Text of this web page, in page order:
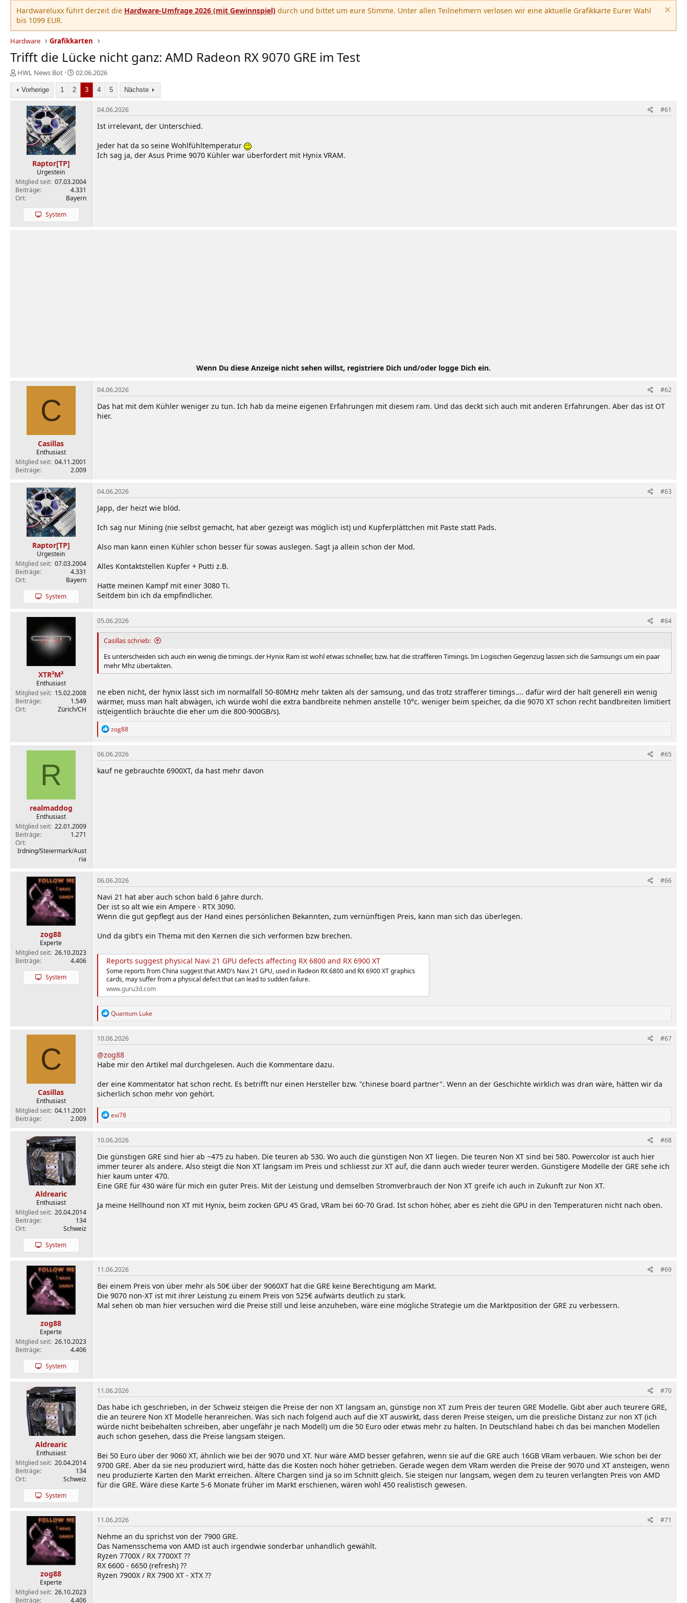
Hardwareluxx führt derzeit die Hardware-Umfrage 2026 (mit Gewinnspiel) durch und bittet um eure Stimme. Unter allen Teilnehmern verlosen wir eine aktuelle Grafikkarte Eurer Wahl
bis 1099 EUR.
Hardware Grafikkarten
Trifft die Lücke nicht ganz: AMD Radeon RX 9070 GRE im Test
E
r
s
t
HWL News Bot
E
r
s
t
e
l
l
t
a
m
02.06.2026
Vorherige 1 2 3 4 5 Nächste
Raptor[TP]
Urgestein
Mitglied seit 07.03.2004
Beiträge
4.331
Ort
Bayern
System
04.06.2026 #61
Ist irrelevant, der Unterschied.
Jeder hat da so seine Wohlfühltemperatur
Ich sag ja, der Asus Prime 9070 Kühler war überfordert mit Hynix VRAM.
Wenn Du diese Anzeige nicht sehen willst, registriere Dich und/oder logge Dich ein.
C
Casillas
Enthusiast
Mitglied seit 04.11.2001
Beiträge
2.009
04.06.2026 #62
Das hat mit dem Kühler weniger zu tun. Ich hab da meine eigenen Erfahrungen mit diesem ram. Und das deckt sich auch mit anderen Erfahrungen. Aber das ist OT
hier.
Raptor[TP]
Urgestein
Mitglied seit 07.03.2004
Beiträge
4.331
Ort
Bayern
System
04.06.2026 #63
Japp, der heizt wie blöd.
Ich sag nur Mining (nie selbst gemacht, hat aber gezeigt was möglich ist) und Kupferplättchen mit Paste statt Pads.
Also man kann einen Kühler schon besser für sowas auslegen. Sagt ja allein schon der Mod.
Alles Kontaktstellen Kupfer + Putti z.B.
Hatte meinen Kampf mit einer 3080 Ti.
Seitdem bin ich da empfindlicher.
XTR³M³
Enthusiast
Mitglied seit 15.02.2008
Beiträge
1.549
Ort
Zürich/CH
05.06.2026 #64
Casillas schrieb:
Es unterscheiden sich auch ein wenig die timings. der Hynix Ram ist wohl etwas schneller, bzw. hat die strafferen Timings. Im Logischen Gegenzug lassen sich die Samsungs um ein paar
mehr Mhz übertakten.
ne eben nicht, der hynix lässt sich im normalfall 50-80MHz mehr takten als der samsung, und das trotz strafferer timings.... dafür wird der halt generell ein wenig
wärmer, muss man halt abwägen, ich würde wohl die extra bandbreite nehmen anstelle 10°c. weniger beim speicher, da die 9070 XT schon recht bandbreiten limitiert
ist(eigentlich bräuchte die eher um die 800-900GB/s).
R
k
t
i
zog88
R
realmaddog
Enthusiast
Mitglied seit 22.01.2009
Beiträge
1.271
Ort
Irdning/Steiermark/Aust
ria
06.06.2026 #65
kauf ne gebrauchte 6900XT, da hast mehr davon
zog88
Experte
Mitglied seit 26.10.2023
Beiträge
4.406
System
06.06.2026 #66
Navi 21 hat aber auch schon bald 6 Jahre durch.
Der ist so alt wie ein Ampere - RTX 3090.
Wenn die gut gepflegt aus der Hand eines persönlichen Bekannten, zum vernünftigen Preis, kann man sich das überlegen.
Und da gibt's ein Thema mit den Kernen die sich verformen bzw brechen.
Reports suggest physical Navi 21 GPU defects affecting RX 6800 and RX 6900 XT
Some reports from China suggest that AMD’s Navi 21 GPU, used in Radeon RX 6800 and RX 6900 XT graphics
cards, may suffer from a physical defect that can lead to sudden failure.
www.guru3d.com
R
k
t
i
o
n
n
:
Quantum Luke
C
Casillas
Enthusiast
Mitglied seit 04.11.2001
Beiträge
2.009
10.06.2026 #67
@zog88
Habe mir den Artikel mal durchgelesen. Auch die Kommentare dazu.
der eine Kommentator hat schon recht. Es betrifft nur einen Hersteller bzw. "chinese board partner". Wenn an der Geschichte wirklich was dran wäre, hätten wir da
sicherlich schon mehr von gehört.
R
k
t
i
o
n
e
n
exi78
Aldrearic
Enthusiast
Mitglied seit 20.04.2014
Beiträge
134
Ort
Schweiz
System
10.06.2026 #68
Die günstigen GRE sind hier ab ~475 zu haben. Die teuren ab 530. Wo auch die günstigen Non XT liegen. Die teuren Non XT sind bei 580. Powercolor ist auch hier
immer teurer als andere. Also steigt die Non XT langsam im Preis und schliesst zur XT auf, die dann auch wieder teurer werden. Günstigere Modelle der GRE sehe ich
hier kaum unter 470.
Eine GRE für 430 wäre für mich ein guter Preis. Mit der Leistung und demselben Stromverbrauch der Non XT greife ich auch in Zukunft zur Non XT.
Ja meine Hellhound non XT mit Hynix, beim zocken GPU 45 Grad, VRam bei 60-70 Grad. Ist schon höher, aber es zieht die GPU in den Temperaturen nicht nach oben.
zog88
Experte
Mitglied seit 26.10.2023
Beiträge
4.406
System
11.06.2026 #69
Bei einem Preis von über mehr als 50€ über der 9060XT hat die GRE keine Berechtigung am Markt.
Die 9070 non-XT ist mit ihrer Leistung zu einem Preis von 525€ aufwärts deutlich zu stark.
Mal sehen ob man hier versuchen wird die Preise still und leise anzuheben, wäre eine mögliche Strategie um die Marktposition der GRE zu verbessern.
Aldrearic
Enthusiast
Mitglied seit 20.04.2014
Beiträge
134
Ort
Schweiz
System
11.06.2026 #70
Das habe ich geschrieben, in der Schweiz steigen die Preise der non XT langsam an, günstige non XT zum Preis der teuren GRE Modelle. Gibt aber auch teurere GRE,
die an teurere Non XT Modelle heranreichen. Was sich nach folgend auch auf die XT auswirkt, dass deren Preise steigen, um die preisliche Distanz zur non XT (ich
würde nicht beibehalten schreiben, aber ungefähr je nach Modell) um die 50 Euro oder etwas mehr zu halten. In Deutschland habei ch das bei manchen Modellen
auch schon gesehen, dass die Preise langsam steigen.
Bei 50 Euro über der 9060 XT, ähnlich wie bei der 9070 und XT. Nur wäre AMD besser gefahren, wenn sie auf die GRE auch 16GB VRam verbauen. Wie schon bei der
9700 GRE. Aber da sie neu produziert wird, hätte das die Kosten noch höher getrieben. Gerade wegen dem VRam werden die Preise der 9070 und XT ansteigen, wenn
neu produzierte Karten den Markt erreichen. Ältere Chargen sind ja so im Schnitt gleich. Sie steigen nur langsam, wegen dem zu teuren verlangten Preis von AMD
für die GRE. Wäre diese Karte 5-6 Monate früher im Markt erschienen, wären wohl 450 realistisch gewesen.
zog88
Experte
Mitglied seit 26.10.2023
Beiträge
4.406
11.06.2026 #71
Nehme an du sprichst von der 7900 GRE.
Das Namensschema von AMD ist auch irgendwie sonderbar unhandlich gewählt.
Ryzen 7700X / RX 7700XT ??
RX 6600 - 6650 (refresh) ??
Ryzen 7900X / RX 7900 XT - XTX ??